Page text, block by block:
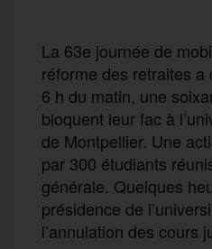
La 63e journée de
réforme des retraites
6 h du matin, une
bloquent leur fac à
de Montpellier. Une
par 300 étudiants
générale. Quelques
présidence de
l’annulation des cours